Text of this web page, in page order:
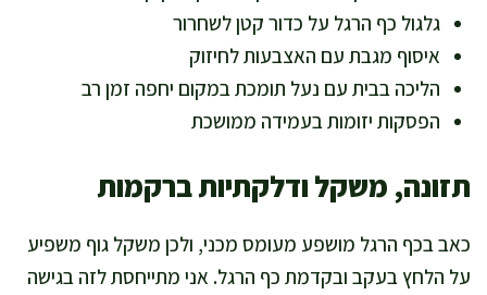
גלגול כף הרגל על כדור קטן לשחרור
איסוף מגבת עם האצבעות לחיזוק
הליכה בבית עם נעל תומכת במקום יחפה זמן רב
הפסקות יזומות בעמידה ממושכת
תזונה, משקל ודלקתיות ברקמות
כאב בכף הרגל מושפע מעומס מכני, ולכן משקל גוף משפיע
על הלחץ בעקב ובקדמת כף הרגל. אני מתייחסת לזה בגישה